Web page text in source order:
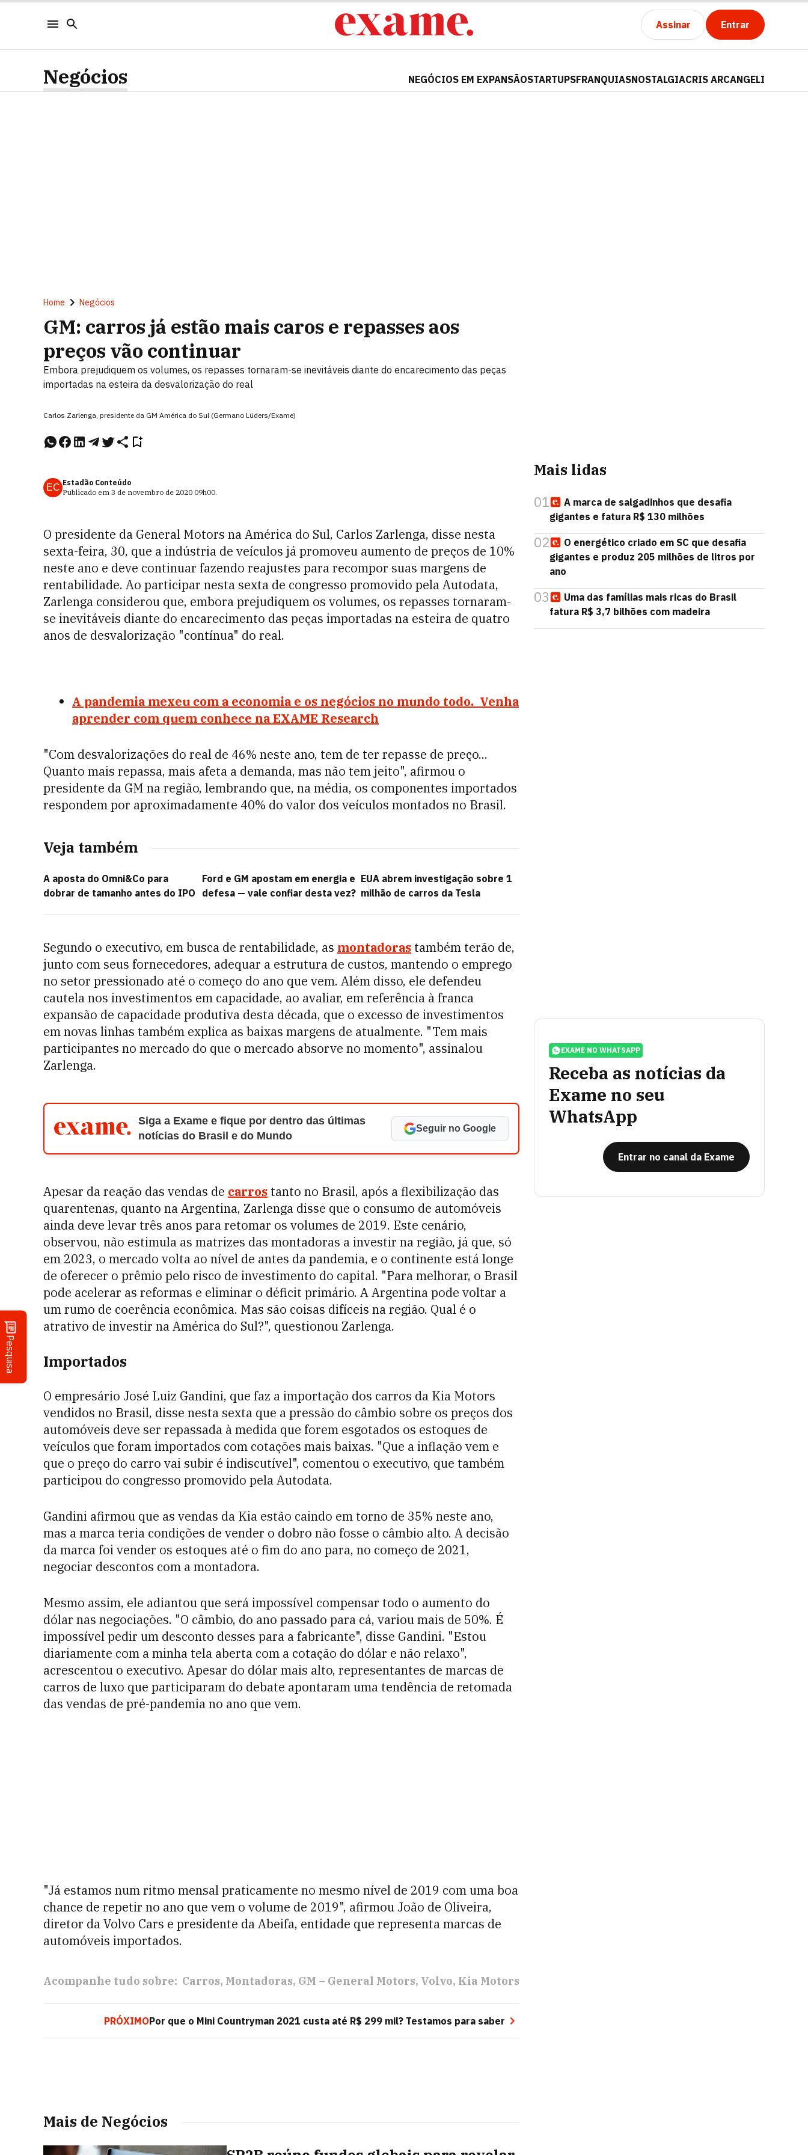
Assinar Entrar
Pesquisa
Negócios NEGÓCIOS EM EXPANSÃOSTARTUPSFRANQUIASNOSTALGIACRIS ARCANGELI
Home Negócios
GM: carros já estão mais caros e repasses aos
preços vão continuar
Embora prejudiquem os volumes, os repasses tornaram-se inevitáveis diante do encarecimento das peças
importadas na esteira da desvalorização do real
Carlos Zarlenga, presidente da GM América do Sul (Germano Lüders/Exame)
EC Estadão Conteúdo
Publicado em 3 de novembro de 2020 09h00.
O presidente da General Motors na América do Sul, Carlos Zarlenga, disse nesta
sexta-feira, 30, que a indústria de veículos já promoveu aumento de preços de 10%
neste ano e deve continuar fazendo reajustes para recompor suas margens de
rentabilidade. Ao participar nesta sexta de congresso promovido pela Autodata,
Zarlenga considerou que, embora prejudiquem os volumes, os repasses tornaram-
se inevitáveis diante do encarecimento das peças importadas na esteira de quatro
anos de desvalorização "contínua" do real.
A pandemia mexeu com a economia e os negócios no mundo todo. Venha
aprender com quem conhece na EXAME Research
"Com desvalorizações do real de 46% neste ano, tem de ter repasse de preço...
Quanto mais repassa, mais afeta a demanda, mas não tem jeito", afirmou o
presidente da GM na região, lembrando que, na média, os componentes importados
respondem por aproximadamente 40% do valor dos veículos montados no Brasil.
Veja também
A aposta do Omni&Co para
dobrar de tamanho antes do IPO
Ford e GM apostam em energia e
defesa — vale confiar desta vez?
EUA abrem investigação sobre 1
milhão de carros da Tesla
Segundo o executivo, em busca de rentabilidade, as montadoras também terão de,
junto com seus fornecedores, adequar a estrutura de custos, mantendo o emprego
no setor pressionado até o começo do ano que vem. Além disso, ele defendeu
cautela nos investimentos em capacidade, ao avaliar, em referência à franca
expansão de capacidade produtiva desta década, que o excesso de investimentos
em novas linhas também explica as baixas margens de atualmente. "Tem mais
participantes no mercado do que o mercado absorve no momento", assinalou
Zarlenga.
Siga a Exame e fique por dentro das últimas
notícias do Brasil e do Mundo
Seguir no Google
Apesar da reação das vendas de carros tanto no Brasil, após a flexibilização das
quarentenas, quanto na Argentina, Zarlenga disse que o consumo de automóveis
ainda deve levar três anos para retomar os volumes de 2019. Este cenário,
observou, não estimula as matrizes das montadoras a investir na região, já que, só
em 2023, o mercado volta ao nível de antes da pandemia, e o continente está longe
de oferecer o prêmio pelo risco de investimento do capital. "Para melhorar, o Brasil
pode acelerar as reformas e eliminar o déficit primário. A Argentina pode voltar a
um rumo de coerência econômica. Mas são coisas difíceis na região. Qual é o
atrativo de investir na América do Sul?", questionou Zarlenga.
Importados
O empresário José Luiz Gandini, que faz a importação dos carros da Kia Motors
vendidos no Brasil, disse nesta sexta que a pressão do câmbio sobre os preços dos
automóveis deve ser repassada à medida que forem esgotados os estoques de
veículos que foram importados com cotações mais baixas. "Que a inflação vem e
que o preço do carro vai subir é indiscutível", comentou o executivo, que também
participou do congresso promovido pela Autodata.
Gandini afirmou que as vendas da Kia estão caindo em torno de 35% neste ano,
mas a marca teria condições de vender o dobro não fosse o câmbio alto. A decisão
da marca foi vender os estoques até o fim do ano para, no começo de 2021,
negociar descontos com a montadora.
Mesmo assim, ele adiantou que será impossível compensar todo o aumento do
dólar nas negociações. "O câmbio, do ano passado para cá, variou mais de 50%. É
impossível pedir um desconto desses para a fabricante", disse Gandini. "Estou
diariamente com a minha tela aberta com a cotação do dólar e não relaxo",
acrescentou o executivo. Apesar do dólar mais alto, representantes de marcas de
carros de luxo que participaram do debate apontaram uma tendência de retomada
das vendas de pré-pandemia no ano que vem.
"Já estamos num ritmo mensal praticamente no mesmo nível de 2019 com uma boa
chance de repetir no ano que vem o volume de 2019", afirmou João de Oliveira,
diretor da Volvo Cars e presidente da Abeifa, entidade que representa marcas de
automóveis importados.
Acompanhe tudo sobre: Carros Montadoras GM – General Motors Volvo Kia Motors
PRÓXIMOPor que o Mini Countryman 2021 custa até R$ 299 mil? Testamos para saber
Mais de Negócios
Mais lidas
01
A marca de salgadinhos que desafia
gigantes e fatura R$ 130 milhões
02
O energético criado em SC que desafia
gigantes e produz 205 milhões de litros por
ano
03
Uma das famílias mais ricas do Brasil
fatura R$ 3,7 bilhões com madeira
EXAME NO WHATSAPP
Receba as notícias da
Exame no seu
WhatsApp
Entrar no canal da Exame